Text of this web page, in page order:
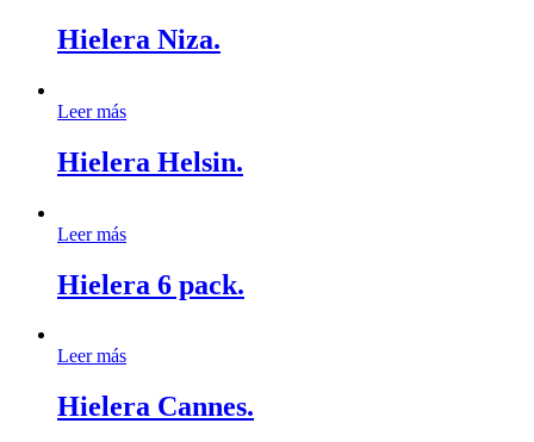
Hielera Niza.
Leer más
Hielera Helsin.
Leer más
Hielera 6 pack.
Leer más
Hielera Cannes.